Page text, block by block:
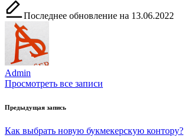
Последнее обновление на 13.06.2022
Admin
Просмотреть все записи
Навигация
по
Предыдущая запись
Как выбрать новую букмекерскую контору?